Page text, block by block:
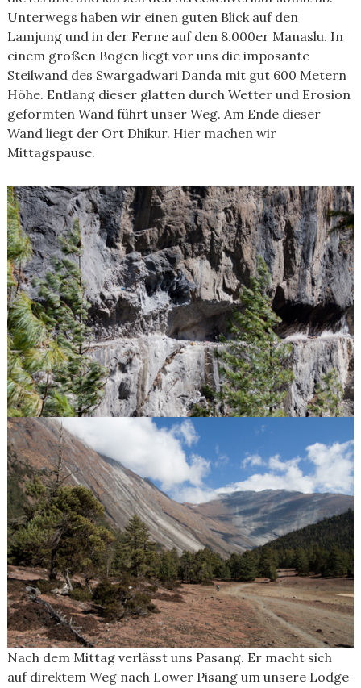
Unterwegs haben wir einen guten Blick auf den
Lamjung und in der Ferne auf den 8.000er Manaslu. In
einem großen Bogen liegt vor uns die imposante
Steilwand des Swargadwari Danda mit gut 600 Metern
Höhe. Entlang dieser glatten durch Wetter und Erosion
geformten Wand führt unser Weg. Am Ende dieser
Wand liegt der Ort Dhikur. Hier machen wir
Mittagspause.
Nach dem Mittag verlässt uns Pasang. Er macht sich
auf direktem Weg nach Lower Pisang um unsere Lodge